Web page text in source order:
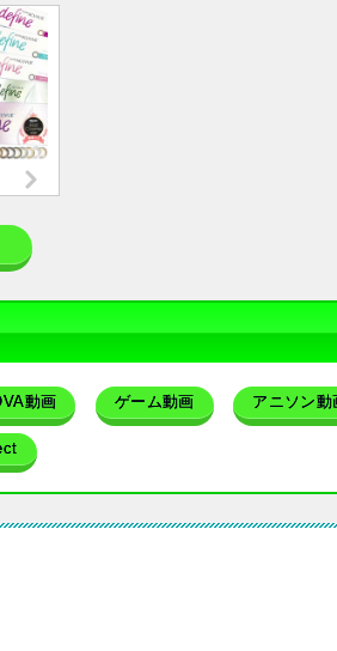
動画 ゲーム動画 アニソン